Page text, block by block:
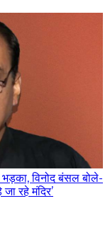
विनोद बंसल बोले-
रहे मंदिर’